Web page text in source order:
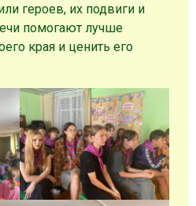
героев, их подвиги и
помогают лучше
края и ценить его